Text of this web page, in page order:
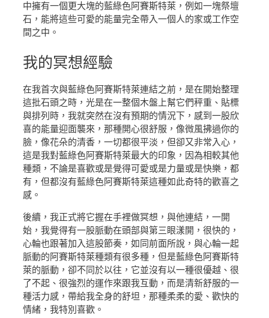
中擁有一個更大塊的藍綠色阿賽斯特萊，例如一塊祭壇
石，能將這些可愛的能量完全帶入一個人的家或工作空
間之中。
我的冥想經驗
在我首次與藍綠色阿賽斯特萊連結之前，是在開始整理
這批石頭之時，光是在一整個木盤上幫它們秤重、貼標
與排列時，我就突然在沒有預期的情況下，感到一股欣
喜的能量迎面襲來，那種開心很舒服，像微風拂過你的
臉，像花朵的清香，一切都很平淡，但卻又非常入心，
這是我對藍綠色阿賽斯特萊最大的印象，因為相較其他
種類，不論是喜歡或是覺得可愛或是力量或是快樂，都
有，但都沒有藍綠色阿賽斯特萊這種如此奇特的歡喜之
感。
後續，我正式將它握在手裡做冥想，與他連結，一開
始，我覺得有一股脈動在頭部與第三眼漾開，很快的，
心輪也跟著加入這股節奏，如同前面所說，與心輪一起
脈動的阿賽斯特萊種類有很多種，但是藍綠色阿賽斯特
萊的脈動，卻不同於以往，它並沒有以一種很優越、很
了不起、很強烈的運作來跟我互動，而是清新舒服的一
種活力感，帶給我全身的舒坦，那種柔柔的愛、歡快的
情緒，我特別喜歡。